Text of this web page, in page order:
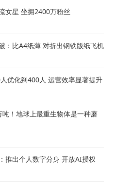
女星 坐拥2400万粉丝
：比A4纸薄 对折出钢铁版纸飞机
优化到400人 运营效率显著提升
！地球上最重生物体是一种蘑
推出个人数字分身 开放AI授权